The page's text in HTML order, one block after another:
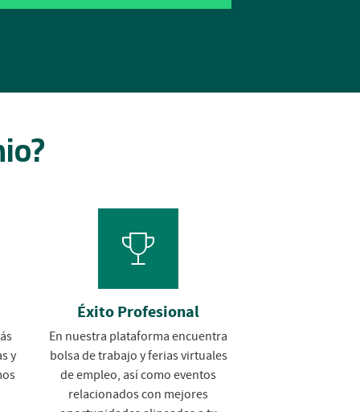
y
Éxito Profesional
En nuestra plataforma encuentra
bolsa de trabajo y ferias virtuales
de empleo, así como eventos
relacionados con mejores